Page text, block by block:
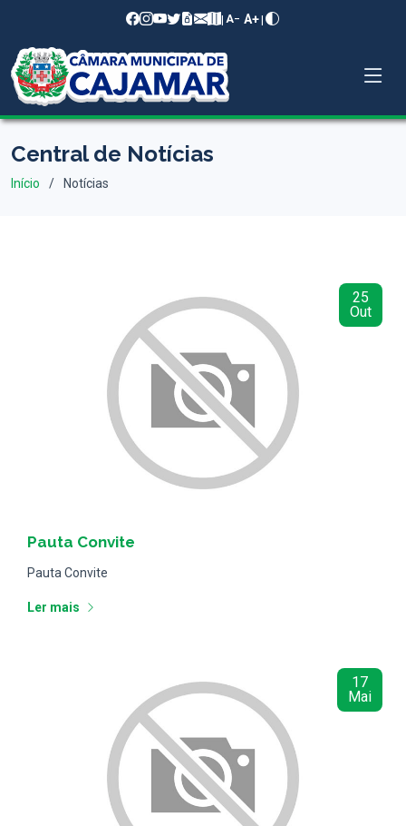
| A− A+|
Central de Notícias
Início Notícias
25
Out
Pauta Convite
Pauta Convite
Ler mais
17
Mai